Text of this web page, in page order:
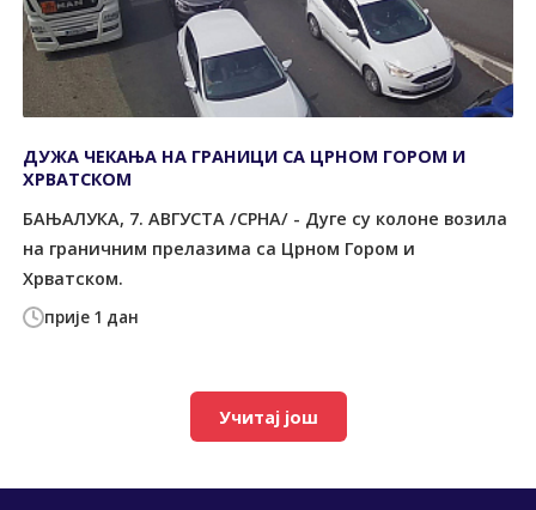
прије 1 дан
ДУЖА ЧЕКАЊА НА ГРАНИЦИ СА ЦРНОМ ГОРОМ И
ХРВАТСКОМ
БАЊАЛУКА, 7. АВГУСТА /СРНА/ - Дуге су колоне возила
на граничним прелазима са Црном Гором и
Хрватском.
Учитај још